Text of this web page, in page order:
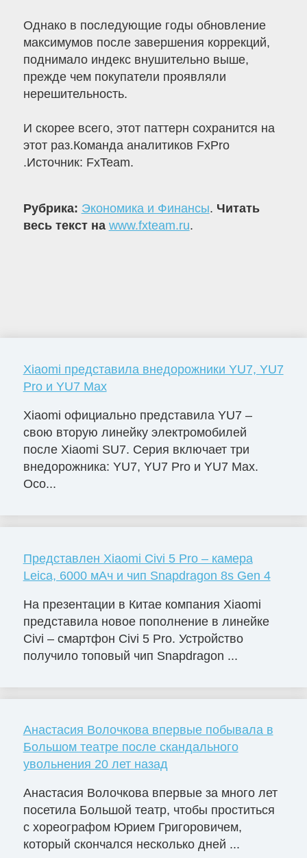
Однако в последующие годы обновление
максимумов после завершения коррекций,
поднимало индекс внушительно выше,
прежде чем покупатели проявляли
нерешительность.
И скорее всего, этот паттерн сохранится на
этот раз.Команда аналитиков FxPro
.Источник: FxTeam.
Рубрика: Экономика и Финансы. Читать
весь текст на www.fxteam.ru.
Xiaomi представила внедорожники YU7, YU7
Pro и YU7 Max
Xiaomi официально представила YU7 –
свою вторую линейку электромобилей
после Xiaomi SU7. Серия включает три
внедорожника: YU7, YU7 Pro и YU7 Max.
Осо...
Представлен Xiaomi Civi 5 Pro – камера
Leica, 6000 мАч и чип Snapdragon 8s Gen 4
На презентации в Китае компания Xiaomi
представила новое пополнение в линейке
Civi – смартфон Civi 5 Pro. Устройство
получило топовый чип Snapdragon ...
Анастасия Волочкова впервые побывала в
Большом театре после скандального
увольнения 20 лет назад
Анастасия Волочкова впервые за много лет
посетила Большой театр, чтобы проститься
с хореографом Юрием Григоровичем,
который скончался несколько дней ...